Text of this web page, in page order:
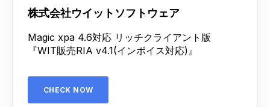
株式会社ウイットソフトウェア
Magic xpa 4.6対応 リッチクライアント版
『WIT販売RIA v4.1(インボイス対応)』
CHECK NOW